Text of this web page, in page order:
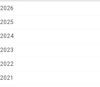
2026
2025
2024
2023
2022
2021